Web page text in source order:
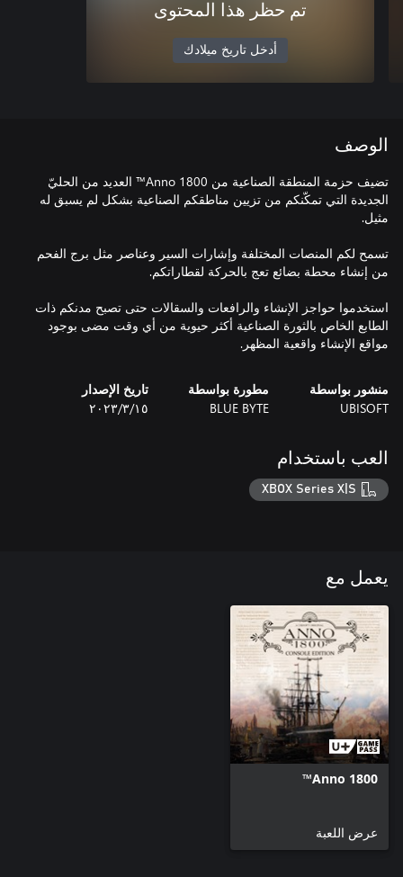
تم حظر هذا المحتوى
أدخل تاريخ ميلادك
الوصف
تضيف حزمة المنطقة الصناعية من Anno 1800™ العديد من الحليّ
الجديدة التي تمكّنكم من تزيين مناطقكم الصناعية بشكل لم يسبق له
تسمح لكم المنصات المختلفة وإشارات السير وعناصر مثل برج الفحم
استخدموا حواجز الإنشاء والرافعات والسقالات حتى تصبح مدنكم ذات
الطابع الخاص بالثورة الصناعية أكثر حيوية من أي وقت مضى بوجود
مواقع الإنشاء واقعية المظهر.
منشور بواسطة
UBISOFT
مطورة بواسطة
BLUE BYTE
تاريخ الإصدار
١٥‏/٣‏/٢٠٢٣
العب باستخدام
XBOX Series X|S
يعمل مع
Anno 1800™
عرض اللعبة